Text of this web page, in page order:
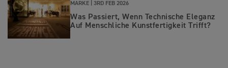
MARKE | 3RD FEB 2026
Was Passiert, Wenn Technische Eleganz
Auf Menschliche Kunstfertigkeit Trifft?